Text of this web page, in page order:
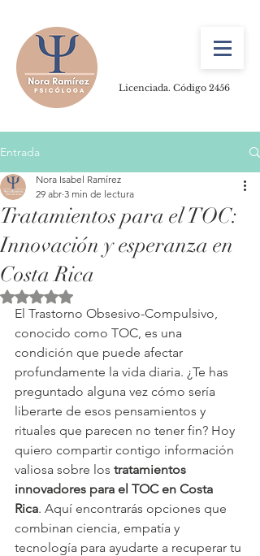
Licenciada. Código 2456
Entrada
Tratamientos para el TOC:
Innovación y esperanza en
Costa Rica
Nora Isabel Ramírez
29 abr 3 min de lectura
Obtuvo NaN de 5 estrellas.
El Trastorno Obsesivo-Compulsivo,
conocido como TOC, es una
condición que puede afectar
profundamente la vida diaria. ¿Te has
preguntado alguna vez cómo sería
liberarte de esos pensamientos y
rituales que parecen no tener fin? Hoy
quiero compartir contigo información
valiosa sobre los tratamientos
innovadores para el TOC en Costa
Rica. Aquí encontrarás opciones que
combinan ciencia, empatía y
tecnología para ayudarte a recuperar tu